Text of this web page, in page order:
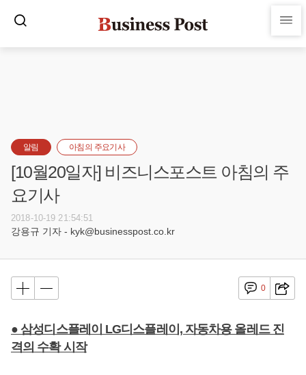
알림 아침의 주요기사
[10월20일자] 비즈니스포스트 아침의 주
요기사
2018-10-19 21:54:51
강용규 기자 - kyk@businesspost.co.kr
0
● 삼성디스플레이 LG디스플레이, 자동차용 올레드 진
격의 수확 시작